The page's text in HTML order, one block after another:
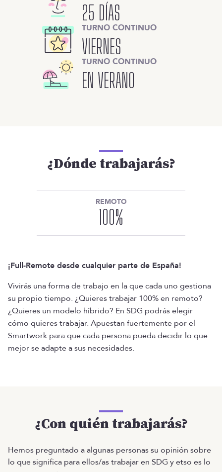
25 DÍAS
TURNO CONTINUO
VIERNES
TURNO CONTINUO
EN VERANO
¿Dónde trabajarás?
REMOTO
100%
¡Full-Remote desde cualquier parte de España!
Vivirás una forma de trabajo en la que cada uno gestiona
su propio tiempo. ¿Quieres trabajar 100% en remoto?
¿Quieres un modelo híbrido? En SDG podrás elegir
cómo quieres trabajar. Apuestan fuertemente por el
Smartwork para que cada persona pueda decidir lo que
mejor se adapte a sus necesidades.
¿Con quién trabajarás?
Hemos preguntado a algunas personas su opinión sobre
lo que significa para ellos/as trabajar en SDG y etso es lo